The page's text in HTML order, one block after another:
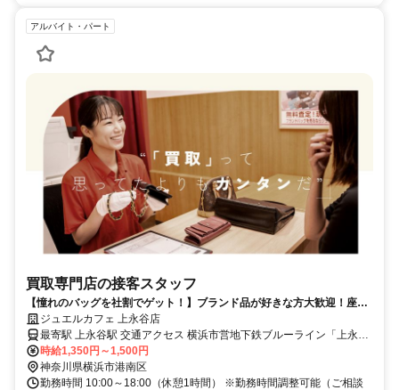
アルバイト・パート
買取専門店の接客スタッフ
【憧れのバッグを社割でゲット！】ブランド品が好きな方大歓迎！座り
仕事×柔軟勤務で家事との両立もバッチリ〇
ジュエルカフェ 上永谷店
最寄駅 上永谷駅 交通アクセス 横浜市営地下鉄ブルーライン「上永谷
駅」より徒歩約3分 ※上記は上永谷店へのアクセスです。
時給1,350円～1,500円
神奈川県横浜市港南区
勤務時間 10:00～18:00（休憩1時間） ※勤務時間調整可能（ご相談